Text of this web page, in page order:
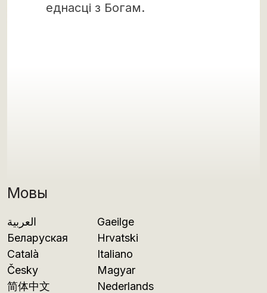
Мовы
العربية
Беларуская
Català
Česky
简体中文
Gaeilge
Hrvatski
Italiano
Magyar
Nederlands
еднасці з Богам.